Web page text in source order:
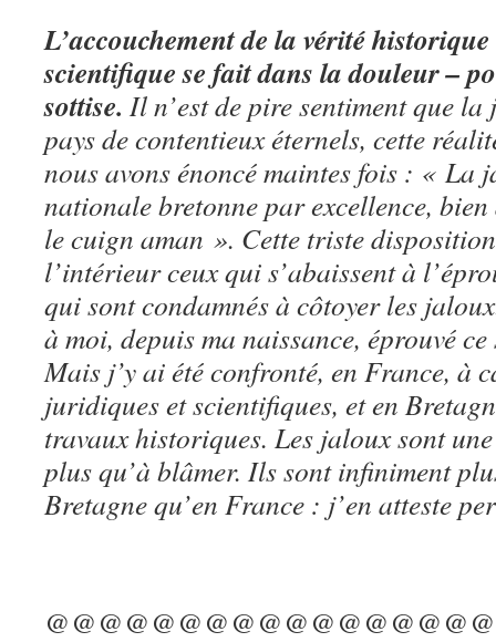
L’accouchement de la vérité
scientifique se fait dans la douleur –
sottise. Il n’est de pire sentiment que
pays de contentieux éternels, cette
nous avons énoncé maintes fois : « La
nationale bretonne par excellence,
le cuign aman ». Cette triste
l’intérieur ceux qui s’abaissent à
qui sont condamnés à côtoyer les
à moi, depuis ma naissance, éprouvé
Mais j’y ai été confronté, en France, à
juridiques et scientifiques, et en
travaux historiques. Les jaloux sont
plus qu’à blâmer. Ils sont infiniment
Bretagne qu’en France : j’en atteste